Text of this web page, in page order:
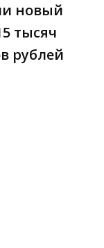
новый
тысяч
рублей